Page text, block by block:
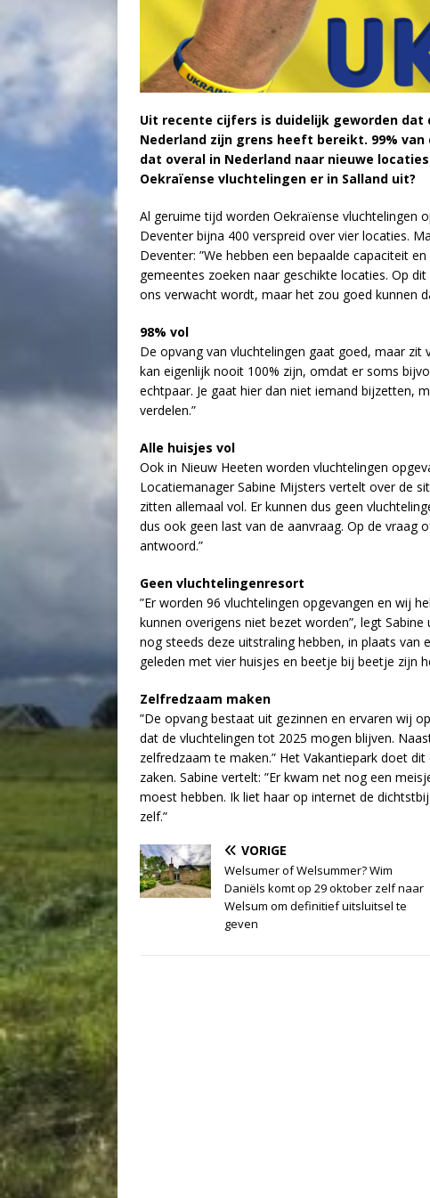
Uit recente cijfers is duidelijk geworden
Nederland zijn grens heeft bereikt. 99%
dat overal in Nederland naar nieuwe
Oekraïense vluchtelingen er in Salland uit?
Al geruime tijd worden Oekraïense vluchtelingen
Deventer bijna 400 verspreid over vier locaties.
Deventer: ”We hebben een bepaalde capaciteit
gemeentes zoeken naar geschikte locaties. Op
ons verwacht wordt, maar het zou goed kunnen
98% vol
De opvang van vluchtelingen gaat goed, maar
kan eigenlijk nooit 100% zijn, omdat er soms
echtpaar. Je gaat hier dan niet iemand bijzetten,
verdelen.”
Alle huisjes vol
Ook in Nieuw Heeten worden vluchtelingen
Locatiemanager Sabine Mijsters vertelt over de
zitten allemaal vol. Er kunnen dus geen
dus ook geen last van de aanvraag. Op de vraag
antwoord.”
Geen vluchtelingenresort
”Er worden 96 vluchtelingen opgevangen en wij
kunnen overigens niet bezet worden”, legt
nog steeds deze uitstraling hebben, in plaats
geleden met vier huisjes en beetje bij beetje zijn
Zelfredzaam maken
”De opvang bestaat uit gezinnen en ervaren wij
dat de vluchtelingen tot 2025 mogen blijven.
zelfredzaam te maken.” Het Vakantiepark doet
zaken. Sabine vertelt: ”Er kwam net nog een
moest hebben. Ik liet haar op internet de
zelf.”
VORIGE
Welsumer of Welsummer? Wim
Daniëls komt op 29 oktober zelf naar
Welsum om definitief uitsluitsel te
geven